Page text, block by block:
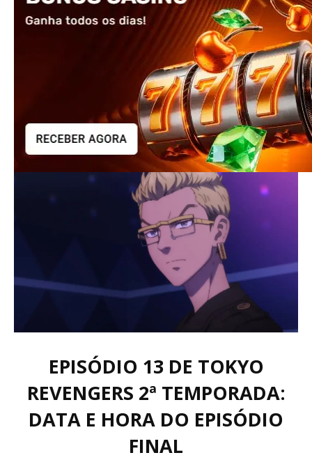
EPISÓDIO 13 DE TOKYO
REVENGERS 2ª TEMPORADA:
DATA E HORA DO EPISÓDIO
FINAL